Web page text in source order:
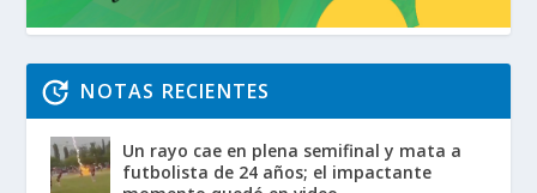
NOTAS RECIENTES
Un rayo cae en plena semifinal y mata a
futbolista de 24 años; el impactante